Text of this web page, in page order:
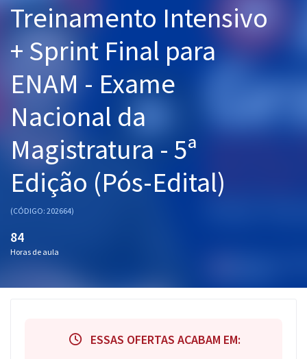
Cursos 20% OFF
Pós
Graduação
OAB
Questões grátis
Aprovados
Treinamento Intensivo
+ Sprint Final para
ENAM - Exame
Nacional da
Magistratura - 5ª
Edição (Pós-Edital)
(CÓDIGO: 202664)
84
Horas de aula
ESSAS OFERTAS ACABAM EM: